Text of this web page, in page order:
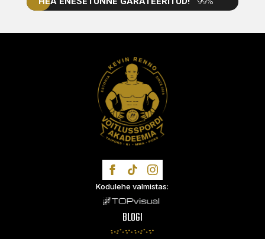
BLOGI
Kodulehe valmistas: